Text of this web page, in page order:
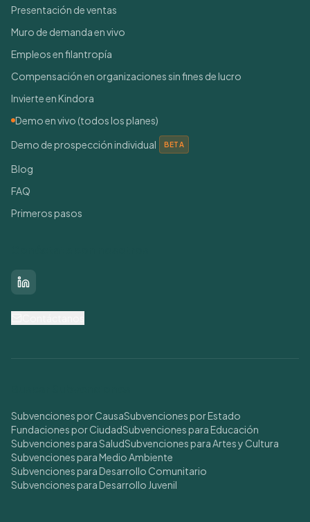
Presentación de ventas
Muro de demanda en vivo
Empleos en filantropía
Compensación en organizaciones sin fines de lucro
Invierte en Kindora
Demo en vivo (todos los planes)
Demo de prospección individual
BETA
Blog
FAQ
Primeros pasos
LinkedIn
Subvenciones por CausaSubvenciones por Estado
Fundaciones por CiudadSubvenciones para Educación
Subvenciones para SaludSubvenciones para Artes y Cultura
Subvenciones para Medio Ambiente
Subvenciones para Desarrollo Comunitario
Subvenciones para Desarrollo Juvenil